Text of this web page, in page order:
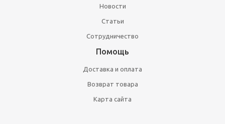
Новости
Статьи
Сотрудничество
Помощь
Доставка и оплата
Возврат товара
Карта сайта